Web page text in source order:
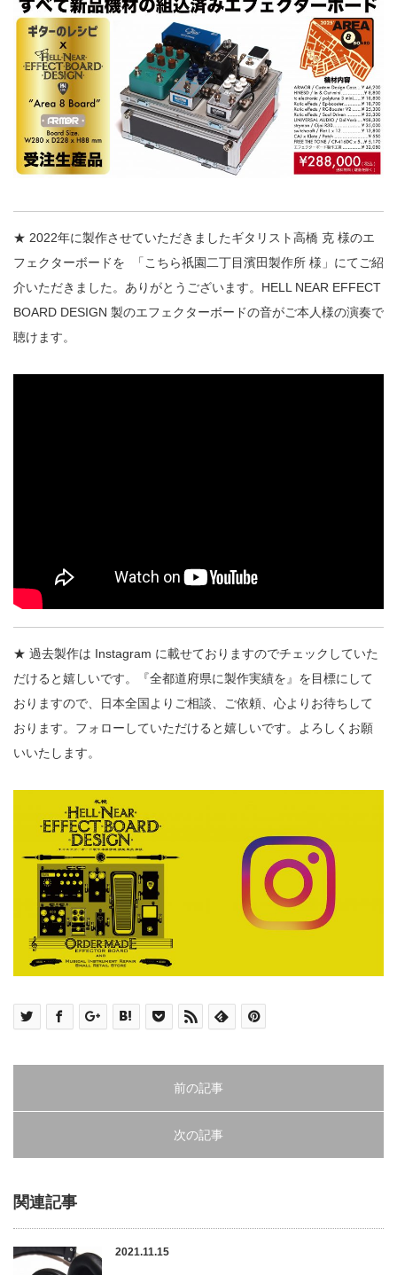
★ 2022年に製作させていただきましたギタリスト高橋 克 様のエ
フェクターボードを
「こちら祇園二丁目濱田製作所 様」にてご紹
介いただきました。ありがとうございます。HELL NEAR EFFECT
BOARD DESIGN 製のエフェクターボードの音がご本人様の演奏で
聴けます。
★ 過去製作は Instagram に載せておりますのでチェックしていた
だけると嬉しいです。『全都道府県に製作実績を』を目標にして
おりますので、日本全国よりご相談、ご依頼、心よりお待ちして
おります。フォローしていただけると嬉しいです。よろしくお願
いいたします。
前の記事
次の記事
関連記事
2021.11.15